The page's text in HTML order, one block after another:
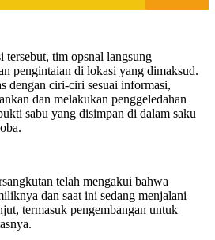
tim opsnal langsung
pengintaian di lokasi yang dimaksud.
dengan ciri-ciri sesuai informasi,
dan melakukan penggeledahan
sabu yang disimpan di dalam saku
telah mengakui bahwa
dan saat ini sedang menjalani
termasuk pengembangan untuk